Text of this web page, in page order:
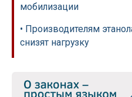
мобилизации
• Производителям
снизят нагрузку